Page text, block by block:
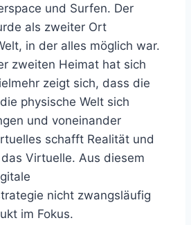
und Surfen. Der
als zweiter Ort
in der alles möglich war.
zweiten Heimat hat sich
zeigt sich, dass die
physische Welt sich
und voneinander
schafft Realität und
Virtuelle. Aus diesem
nicht zwangsläufig
im Fokus.